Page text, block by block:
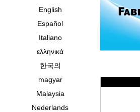
English
Español
Italiano
ελληνικά
한국의
magyar
Malaysia
Nederlands